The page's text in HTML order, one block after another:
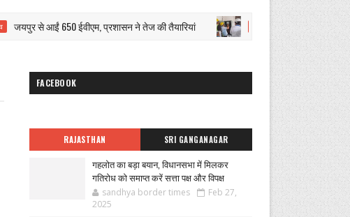
से आईं 650 ईवीएम, प्रशासन ने तेज की तैयारियां आरजीएचएस बिजली कर्मचारियों
FACEBOOK
RAJASTHAN SRI GANGANAGAR
गहलोत का बड़ा बयान, विधानसभा में मिलकर
गतिरोध को समाप्त करें सत्ता पक्ष और विपक्ष
sandhya border times
Feb 27,
2025